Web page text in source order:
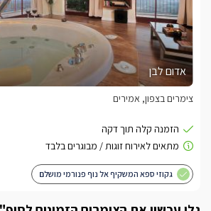
אדום לבן
צימרים בצפון, אמירים
גקוזי ספא המשקיף אל נוף פנורמי מושלם